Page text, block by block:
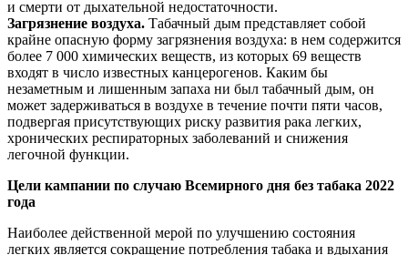
и смерти от дыхательной недостаточности.
Загрязнение воздуха. Табачный дым представляет собой
крайне опасную форму загрязнения воздуха: в нем содержится
более 7 000 химических веществ, из которых 69 веществ
входят в число известных канцерогенов. Каким бы
незаметным и лишенным запаха ни был табачный дым, он
может задерживаться в воздухе в течение почти пяти часов,
подвергая присутствующих риску развития рака легких,
хронических респираторных заболеваний и снижения
легочной функции.
Цели кампании по случаю Всемирного дня без табака 2022
года
Наиболее действенной мерой по улучшению состояния
легких является сокращение потребления табака и вдыхания